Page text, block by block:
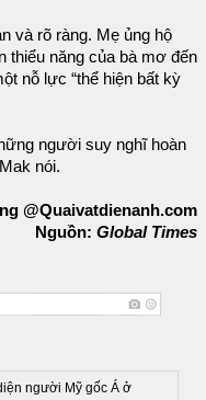
và rõ ràng. Mẹ ủng hộ
thiểu năng của bà mơ đến
nỗ lực “thể hiện bất kỳ
người suy nghĩ hoàn
nói.
@Quaivatdienanh.com
Nguồn: Global Times
người Mỹ gốc Á ở